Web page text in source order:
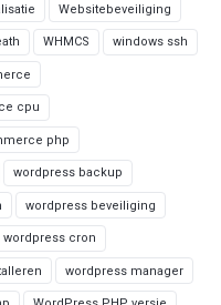
Websitebeveiliging
WHMCS windows ssh
cpu
php
wordpress backup
wordpress beveiliging
wordpress cron
wordpress manager